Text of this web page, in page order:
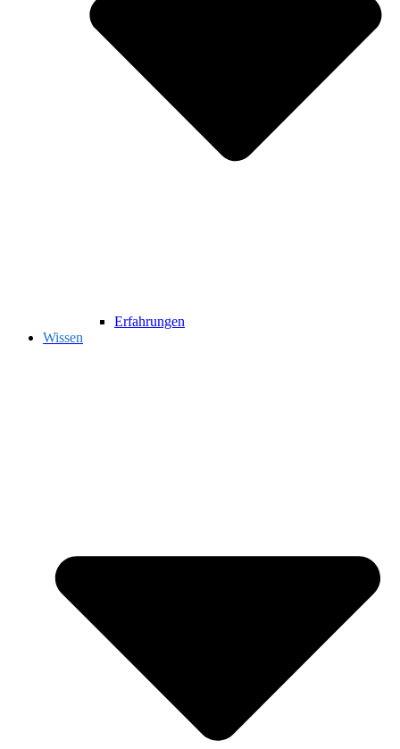
Erfahrungen
Wissen